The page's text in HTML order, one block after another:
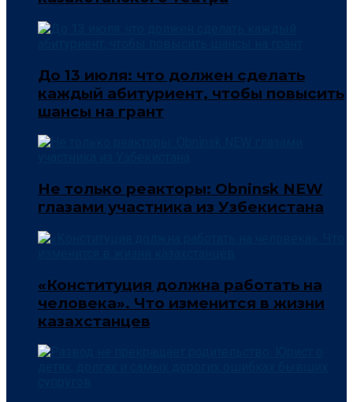
До 13 июля: что должен сделать
каждый абитуриент, чтобы повысить
шансы на грант
Не только реакторы: Obninsk NEW
глазами участника из Узбекистана
«Конституция должна работать на
человека». Что изменится в жизни
казахстанцев